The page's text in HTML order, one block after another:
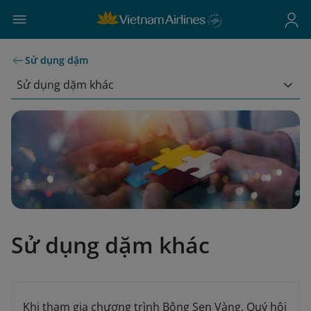
Sử dụng dặm
Sử dụng dặm khác
Sử dụng dặm khác
Khi tham gia chương trình Bông Sen Vàng, Quý hội